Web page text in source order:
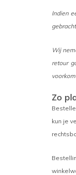
Indien
Wij
retour
Zo
kun je